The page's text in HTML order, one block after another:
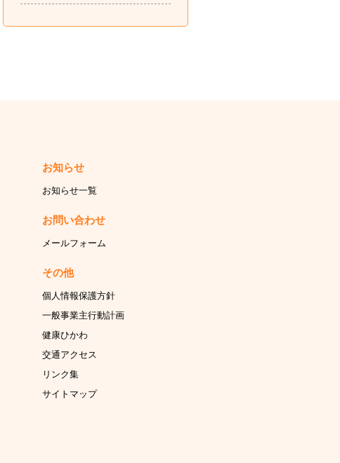
お知らせ
お知らせ一覧
お問い合わせ
メールフォーム
その他
個人情報保護方針
一般事業主行動計画
健康ひかわ
交通アクセス
リンク集
サイトマップ